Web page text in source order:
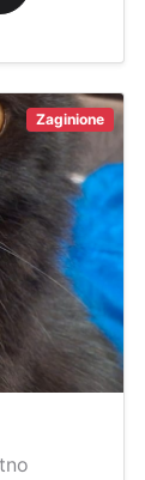
Zaginione